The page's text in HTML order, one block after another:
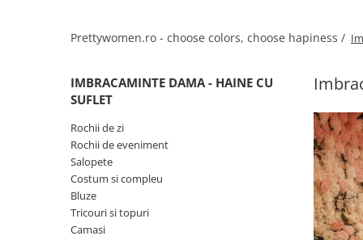
Prettywomen.ro - choose colors, choose hapiness /
IMBRACAMINTE DAMA - HAINE CU
SUFLET
Rochii de zi
Rochii de eveniment
Salopete
Costum si compleu
Bluze
Tricouri si topuri
Camasi